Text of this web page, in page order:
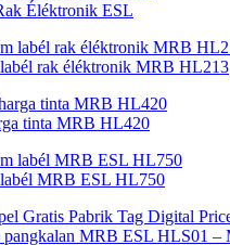
Éléktronik ESL
labél rak éléktronik MRB HL213
tinta MRB HL420
labél MRB ESL HL750